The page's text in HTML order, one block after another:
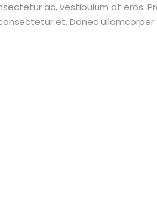
ac, vestibulum at eros.
et. Donec ullamcorper